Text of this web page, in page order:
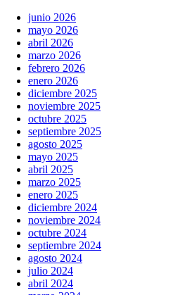
junio 2026
mayo 2026
abril 2026
marzo 2026
febrero 2026
enero 2026
diciembre 2025
noviembre 2025
octubre 2025
septiembre 2025
agosto 2025
mayo 2025
abril 2025
marzo 2025
enero 2025
diciembre 2024
noviembre 2024
octubre 2024
septiembre 2024
agosto 2024
julio 2024
abril 2024